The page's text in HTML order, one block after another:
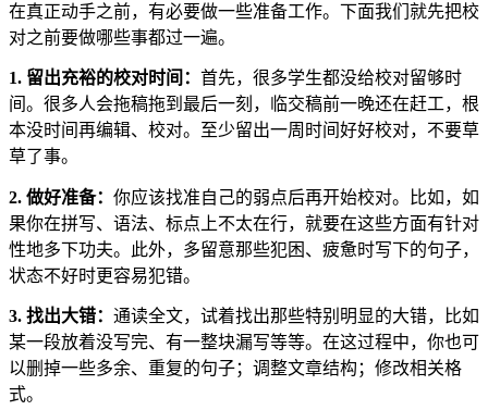
在真正动手之前，有必要做一些准备工作。下面我们就先把校
对之前要做哪些事都过一遍。
1. 留出充裕的校对时间： 首先，很多学生都没给校对留够时
间。很多人会拖稿拖到最后一刻，临交稿前一晚还在赶工，根
本没时间再编辑、校对。至少留出一周时间好好校对，不要草
草了事。
2. 做好准备： 你应该找准自己的弱点后再开始校对。比如，如
果你在拼写、语法、标点上不太在行，就要在这些方面有针对
性地多下功夫。此外，多留意那些犯困、疲惫时写下的句子，
状态不好时更容易犯错。
3. 找出大错： 通读全文，试着找出那些特别明显的大错，比如
某一段放着没写完、有一整块漏写等等。在这过程中，你也可
以删掉一些多余、重复的句子；调整文章结构；修改相关格
式。